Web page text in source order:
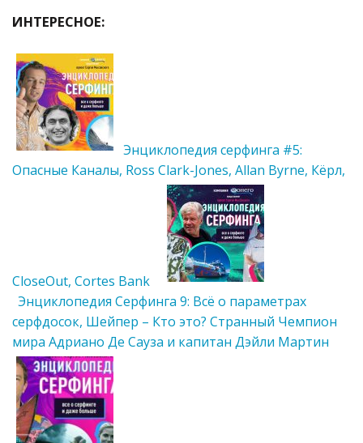
ИНТЕРЕСНОЕ:
Энциклопедия серфинга #5:
Опасные Каналы, Ross Clark-Jones, Allan Byrne, Кёрл,
CloseOut, Cortes Bank
Энциклопедия Cерфинга 9: Всё о параметрах
серфдосок, Шейпер – Кто это? Странный Чемпион
мира Адриано Де Сауза и капитан Дэйли Мартин